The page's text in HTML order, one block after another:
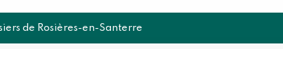
de Rosières-en-Santerre